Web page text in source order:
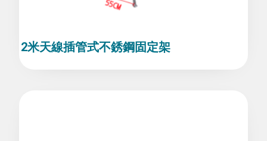
2米天線插管式不銹鋼固定架